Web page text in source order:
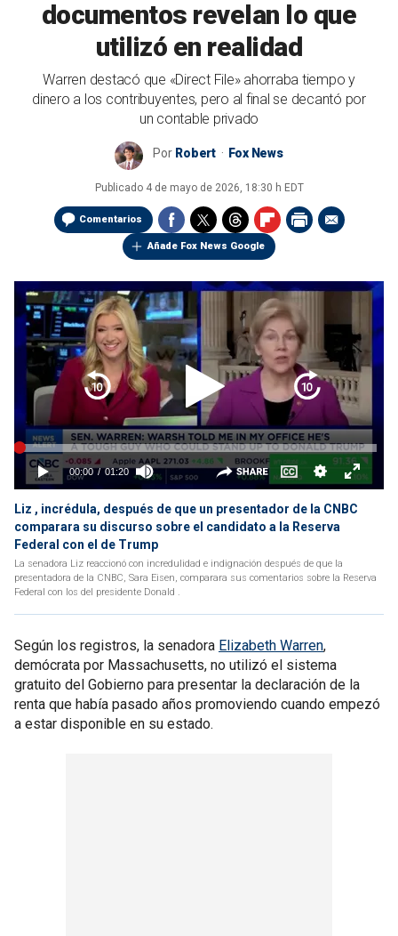
documentos revelan lo que
utilizó en realidad
Warren destacó que «Direct File» ahorraba tiempo y
dinero a los contribuyentes, pero al final se decantó por
un contable privado
Por Robert Fox News
Publicado 4 de mayo de 2026, 18:30 h EDT
Comentarios
Añade Fox News Google
Liz , incrédula, después de que un presentador de la CNBC
comparara su discurso sobre el candidato a la Reserva
Federal con el de Trump
La senadora Liz reaccionó con incredulidad e indignación después de que la
presentadora de la CNBC, Sara Eisen, comparara sus comentarios sobre la Reserva
Federal con los del presidente Donald .
Según los registros, la senadora Elizabeth Warren,
demócrata por Massachusetts, no utilizó el sistema
gratuito del Gobierno para presentar la declaración de la
renta que había pasado años promoviendo cuando empezó
a estar disponible en su estado.